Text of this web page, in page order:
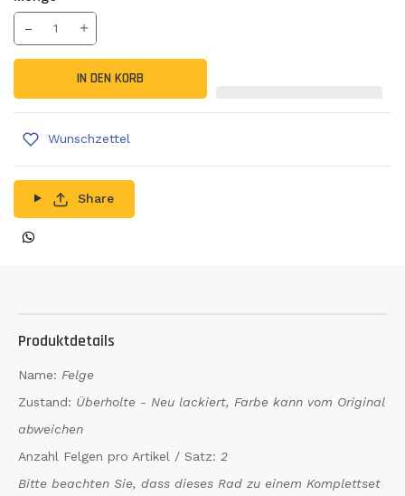
Translation missing: de.products.product.decrease
Menge erhöhen
IN DEN KORB
Wunschzettel
Share
Produktdetails
Name: Felge
Zustand: Überholte - Neu lackiert, Farbe kann vom Original
abweichen
Anzahl Felgen pro Artikel / Satz: 2
Bitte beachten Sie, dass dieses Rad zu einem Komplettset